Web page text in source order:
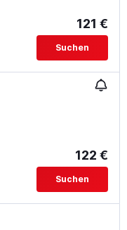
121 €
Suchen
122 €
Suchen